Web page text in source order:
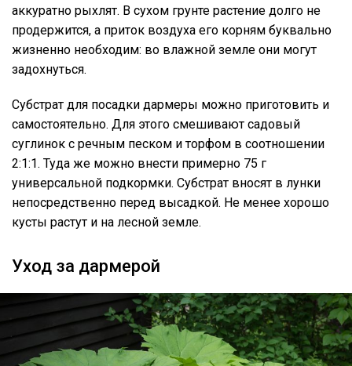
аккуратно рыхлят. В сухом грунте растение долго не
продержится, а приток воздуха его корням буквально
жизненно необходим: во влажной земле они могут
задохнуться.
Субстрат для посадки дармеры можно приготовить и
самостоятельно. Для этого смешивают садовый
суглинок с речным песком и торфом в соотношении
2:1:1. Туда же можно внести примерно 75 г
универсальной подкормки. Субстрат вносят в лунки
непосредственно перед высадкой. Не менее хорошо
кусты растут и на лесной земле.
Уход за дармерой